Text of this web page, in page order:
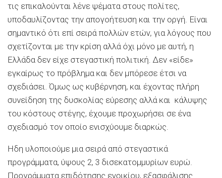
τις επικαλούνται λένε ψέματα στους πολίτες,
υποδαυλίζοντας την απογοήτευση και την οργή. Είναι
σημαντικό ότι επί σειρά πολλών ετών, για λόγους που
σχετίζονται με την κρίση αλλά όχι μόνο με αυτή, η
Ελλάδα δεν είχε στεγαστική πολιτική. Δεν «είδε»
εγκαίρως το πρόβλημα και δεν μπόρεσε έτσι να
σχεδιάσει. Όμως ως κυβέρνηση, και έχοντας πλήρη
συνείδηση της δυσκολίας εύρεσης αλλά και κάλυψης
του κόστους στέγης, έχουμε προχωρήσει σε ένα
σχεδιασμό τον οποίο ενισχύουμε διαρκώς.
Ηδη υλοποιούμε μια σειρά από στεγαστικά
προγράμματα, ύψους 2, 3 δισεκατομμυρίων ευρώ.
Προγράμματα επιδότησης ενοικίου, εξασφάλισης